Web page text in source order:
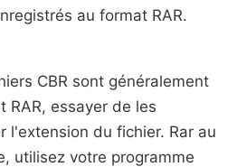
au format RAR.
CBR sont généralement
RAR, essayer de les
l'extension du fichier. Rar au
utilisez votre programme